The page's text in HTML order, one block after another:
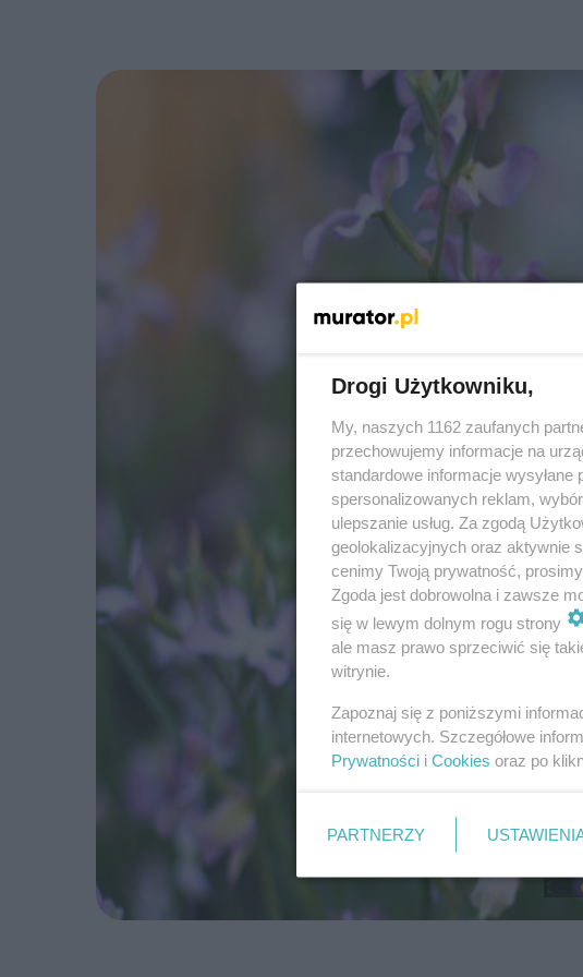
Drogi Użytkowniku,
My, naszych 1162 zaufanych
przechowujemy informacje na
standardowe informacje
spersonalizowanych reklam,
ulepszanie usług. Za zgodą
geolokalizacyjnych oraz aktywnie
cenimy Twoją prywatność,
Zgoda jest dobrowolna i zawsze
się w lewym dolnym rogu strony
ale masz prawo sprzeciwić się
witrynie.
Zapoznaj się z poniższymi
internetowych. Szczegółowe
Prywatności i Cookies oraz po
PARTNERZY